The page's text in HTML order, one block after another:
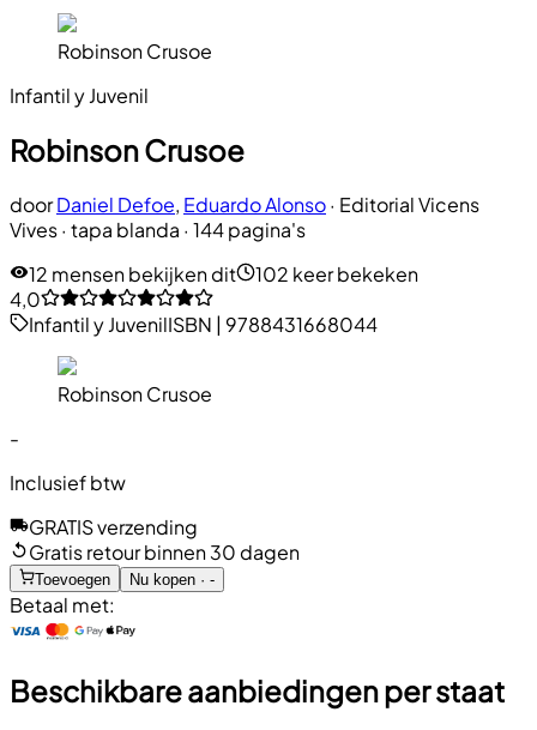
Robinson Crusoe
Infantil y Juvenil
Robinson Crusoe
doorDaniel Defoe, Eduardo Alonso· Editorial Vicens
Vives· tapa blanda · 144 pagina's
12 mensen bekijken dit
102 keer bekeken
4,0
Infantil y JuvenilISBN | 9788431668044
Robinson Crusoe
-
Inclusief btw
GRATIS verzending
Gratis retour binnen 30 dagen
Toevoegen Nu kopen · -
Betaal met:
Beschikbare aanbiedingen per staat